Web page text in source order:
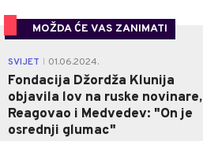
MOŽDA ĆE VAS ZANIMATI
SVIJET 01.06.2024.
Fondacija Džordža Klunija
objavila lov na ruske novinare,
Reagovao i Medvedev: "On je
osrednji glumac"